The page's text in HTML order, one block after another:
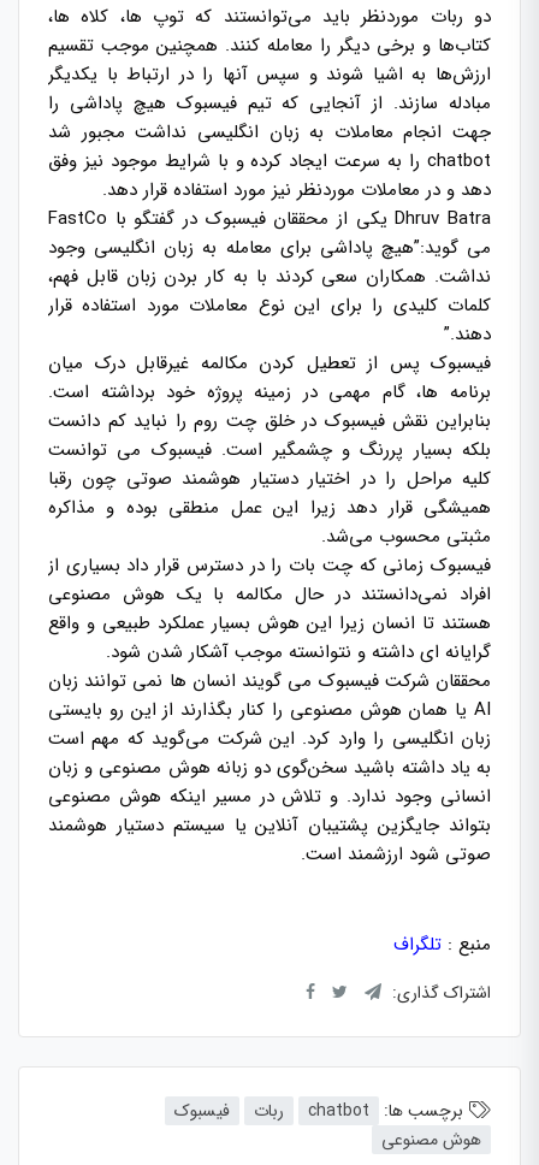
دو ربات موردنظر باید می‌توانستند که توپ ها، کلاه ها،
کتاب‌ها و برخی دیگر را معامله کنند. همچنین موجب تقسیم
ارزش‌ها به اشیا شوند و سپس آنها را در ارتباط با یکدیگر
مبادله سازند. از آنجایی که تیم فیسبوک هیچ پاداشی را
جهت انجام معاملات به زبان انگلیسی نداشت مجبور شد
chatbot را به سرعت ایجاد کرده و با شرایط موجود نیز وفق
دهد و در معاملات موردنظر نیز مورد استفاده قرار دهد.
Dhruv Batra یکی از محققان فیسبوک در گفتگو با FastCo
می گوید:”هیچ پاداشی برای معامله به زبان انگلیسی وجود
نداشت. همکاران سعی کردند با به کار بردن زبان قابل فهم،
کلمات کلیدی را برای این نوع معاملات مورد استفاده قرار
دهند.”
فیسبوک پس از تعطیل کردن مکالمه غیرقابل درک میان
برنامه ها، گام مهمی در زمینه پروژه خود برداشته است.
بنابراین نقش فیسبوک در خلق چت روم را نباید کم دانست
بلکه بسیار پررنگ و چشمگیر است. فیسبوک می توانست
کلیه مراحل را در اختیار دستیار هوشمند صوتی چون رقبا
همیشگی قرار دهد زیرا این عمل منطقی بوده و مذاکره
مثبتی محسوب می‌شد.
فیسبوک زمانی که چت بات را در دسترس قرار داد بسیاری از
افراد نمی‌دانستند در حال مکالمه با یک هوش مصنوعی
هستند تا انسان زیرا این هوش بسیار عملکرد طبیعی و واقع
گرایانه ای داشته و نتوانسته موجب آشکار شدن شود.
محققان شرکت فیسبوک می گویند انسان ها نمی توانند زبان
AI یا همان هوش مصنوعی را کنار بگذارند از این رو بایستی
زبان انگلیسی را وارد کرد. این شرکت می‌گوید که مهم است
به یاد داشته باشید سخن‌گوی دو زبانه هوش مصنوعی و زبان
انسانی وجود ندارد. و تلاش در مسیر اینکه هوش مصنوعی
بتواند جایگزین پشتیبان آنلاین یا سیستم دستیار هوشمند
صوتی شود ارزشمند است.
منبع : تلگراف
اشتراک گذاری:
برچسب ها: chatbot ربات
فیسبوک
هوش مصنوعی